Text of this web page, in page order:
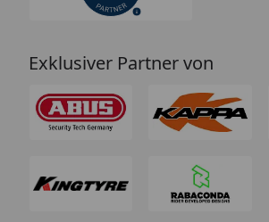
Exklusiver Partner von